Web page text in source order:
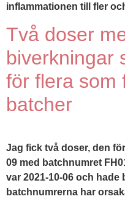
inflammationen till fler
Två doser
biverkningar
för flera som
batcher
Jag fick två doser, den
09 med batchnumret
var 2021-10-06 och hade
batchnumrerna har